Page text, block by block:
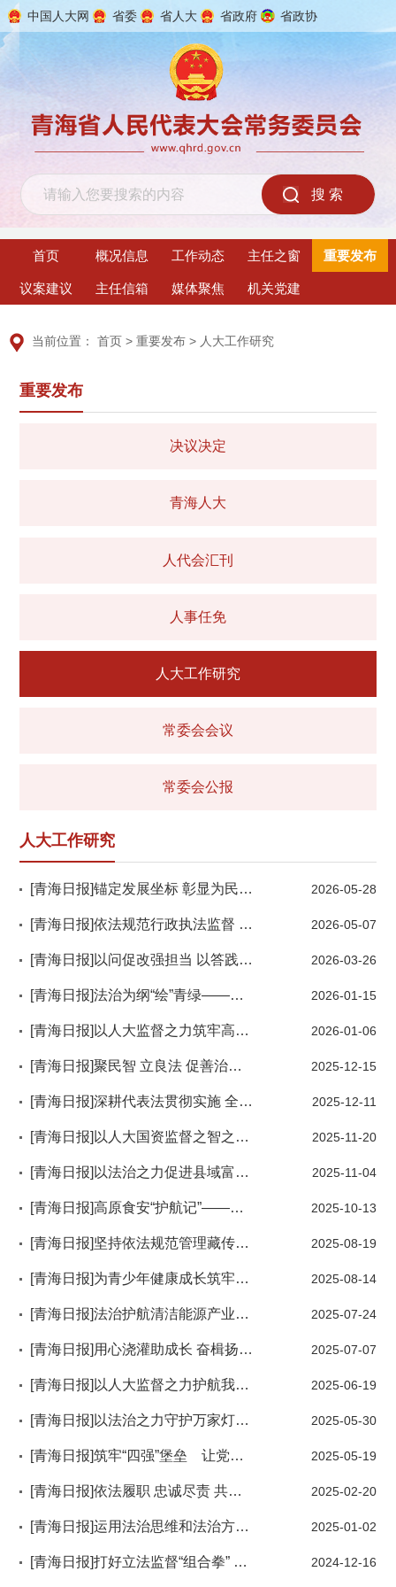
中国人大网 省委 省人大 省政府 省政协
首页 概况信息 工作动态 主任之窗 重要发布
议案建议 主任信箱 媒体聚焦 机关党建
当前位置：首页 >重要发布 > 人大工作研究
重要发布
决议决定
青海人大
人代会汇刊
人事任免
人大工作研究
常委会会议
常委会公报
人大工作研究
[青海日报]锚定发展坐标 彰显为民担当——十四届全国人大四次会议青海代表团代表提出议案建议综述 2026-05-28
[青海日报]依法规范行政执法监督 有效保障法治政府建设——《青海省行政执法监督条例》解读 2026-05-07
[青海日报]以问促改强担当 以答践诺提质效——省人大常委会专题询问“全省高等教育提升服务经济社会发展能力情况”综述 2026-03-26
[青海日报]法治为纲“绘”青绿——青海省以全面推进《中华人民共和国森林法》实施筑牢生态安全屏障综述 2026-01-15
[青海日报]以人大监督之力筑牢高原群众健康保障网——省人大常委会开展“三医”协同发展和治理监督工作综述 2026-01-06
[青海日报]聚民智 立良法 促善治——青海省十四届人大法制委、常委会法工委立法工作中期情况综述 2025-12-15
[青海日报]深耕代表法贯彻实施 全面提升代表履职实效——青海省人大常委会2025年代表工作综述​ 2025-12-11
[青海日报]以人大国资监督之智之为 赋能国资国企高质量发展 2025-11-20
[青海日报]以法治之力促进县域富民产业发展——《河南蒙古族自治县生态畜牧业发展促进条例》立法实践与启示 2025-11-04
[青海日报]高原食安“护航记”——青海省人大常委会开展食品安全法执法检查纪实 2025-10-13
[青海日报]坚持依法规范管理藏传佛教事务与时俱进增强民族地方宗教工作法治化水平 2025-08-19
[青海日报]为青少年健康成长筑牢法治防线——《青海省未成年人保护条例》修订综述 2025-08-14
[青海日报]法治护航清洁能源产业发展——《青海省清洁能源产业发展促进条例》解读 2025-07-24
[青海日报]用心浇灌助成长 奋楫扬帆启新程——省人大机关年轻干部队伍建设综述 2025-07-07
[青海日报]以人大监督之力护航我省金融业支撑经济社会高质量发展——省人大常委会首次听取和审议金融工作情况报告综述 2025-06-19
[青海日报]以法治之力守护万家灯火——我省家庭家事地方性法规立法工作综述 2025-05-30
[青海日报]筑牢“四强”堡垒 让党旗在履职一线高高飘扬——记省人大监察司法委党支部 2025-05-19
[青海日报]依法履职 忠诚尽责 共绘乡村全面振兴宏伟蓝图——省人大农牧委员会开展全省乡村振兴专题调研综述 2025-02-20
[青海日报]运用法治思维和法治方式推动全省安全生产工作——省人大常委会安全生产“一法一条例”执法检查纪实 2025-01-02
[青海日报]打好立法监督“组合拳” 以良法善治守护“母亲河”——省人大常委会以高效履职助推黄河青海流域生态保护和高质量发展工作综述 2024-12-16